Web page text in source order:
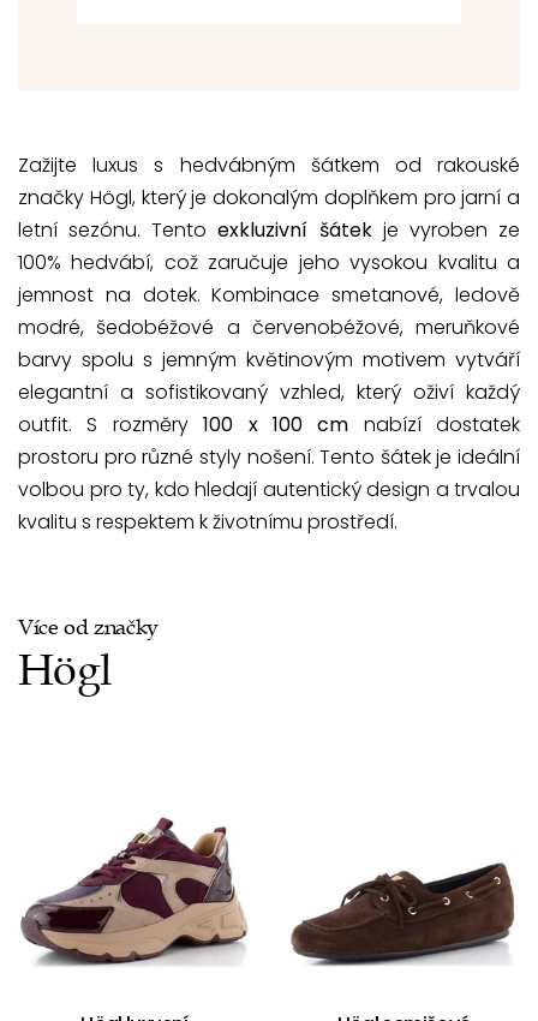
Zažijte luxus s hedvábným šátkem od rakouské
značky Högl, který je dokonalým doplňkem pro jarní a
letní sezónu. Tentoexkluzivní šátekje vyroben ze
100% hedvábí, což zaručuje jeho vysokou kvalitu a
jemnost na dotek. Kombinace smetanové, ledově
modré, šedobéžové a červenobéžové, meruňkové
barvy spolu s jemným květinovým motivem vytváří
elegantní a sofistikovaný vzhled, který oživí každý
outfit. S rozměry100 x 100 cm nabízí dostatek
prostoru pro různé styly nošení. Tento šátek je ideální
volbou pro ty, kdo hledají autentický design a trvalou
kvalitu s respektem k životnímu prostředí.
Více od značky
Högl